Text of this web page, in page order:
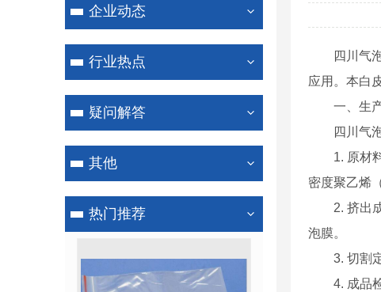
企业动态
行业热点
疑问解答
其他
热门推荐
四川气
应用。本白
一、生
四川气
1. 原材
密度聚乙烯
2. 挤出
泡膜。
3. 切割
4. 成品